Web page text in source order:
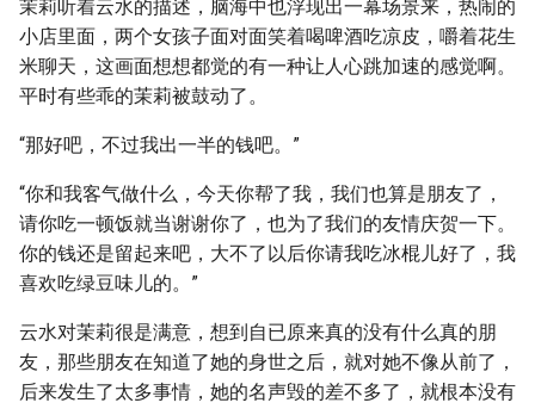
茉莉听着云水的描述，脑海中也浮现出一幕场景来，热闹的
小店里面，两个女孩子面对面笑着喝啤酒吃凉皮，嚼着花生
米聊天，这画面想想都觉的有一种让人心跳加速的感觉啊。
平时有些乖的茉莉被鼓动了。
“那好吧，不过我出一半的钱吧。”
“你和我客气做什么，今天你帮了我，我们也算是朋友了，
请你吃一顿饭就当谢谢你了，也为了我们的友情庆贺一下。
你的钱还是留起来吧，大不了以后你请我吃冰棍儿好了，我
喜欢吃绿豆味儿的。”
云水对茉莉很是满意，想到自已原来真的没有什么真的朋
友，那些朋友在知道了她的身世之后，就对她不像从前了，
后来发生了太多事情，她的名声毁的差不多了，就根本没有